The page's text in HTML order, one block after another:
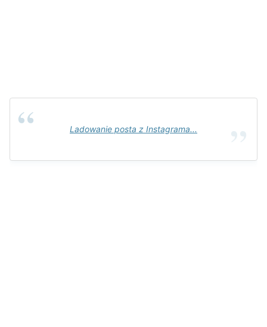
Ladowanie posta z Instagrama...